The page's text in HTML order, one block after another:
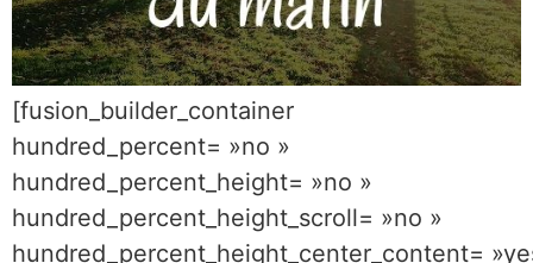
[fusion_builder_container
hundred_percent= »no »
hundred_percent_height= »no »
hundred_percent_height_scroll= »no »
hundred_percent_height_center_content=